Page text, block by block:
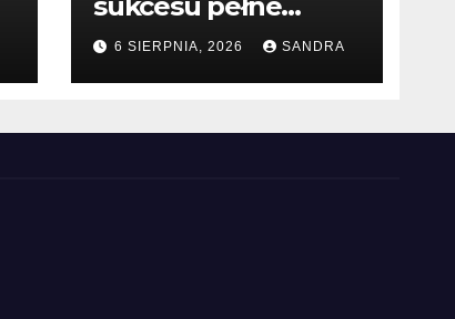
cennych lekcji
6 SIERPNIA, 2026 SANDRA